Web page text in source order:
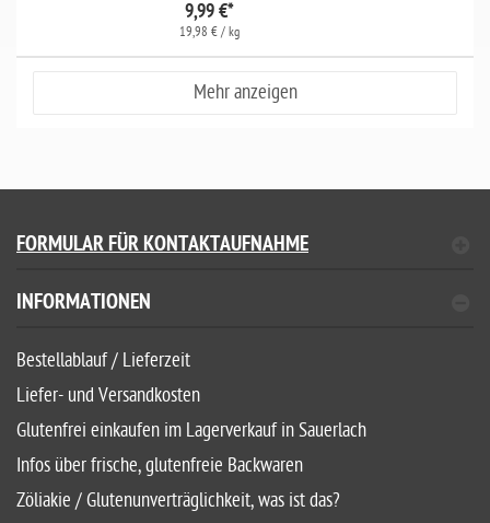
9,99 €*
19,98 € / kg
Mehr anzeigen
FORMULAR FÜR KONTAKTAUFNAHME
INFORMATIONEN
Bestellablauf / Lieferzeit
Liefer- und Versandkosten
Glutenfrei einkaufen im Lagerverkauf in Sauerlach
Infos über frische, glutenfreie Backwaren
Zöliakie / Glutenunverträglichkeit, was ist das?